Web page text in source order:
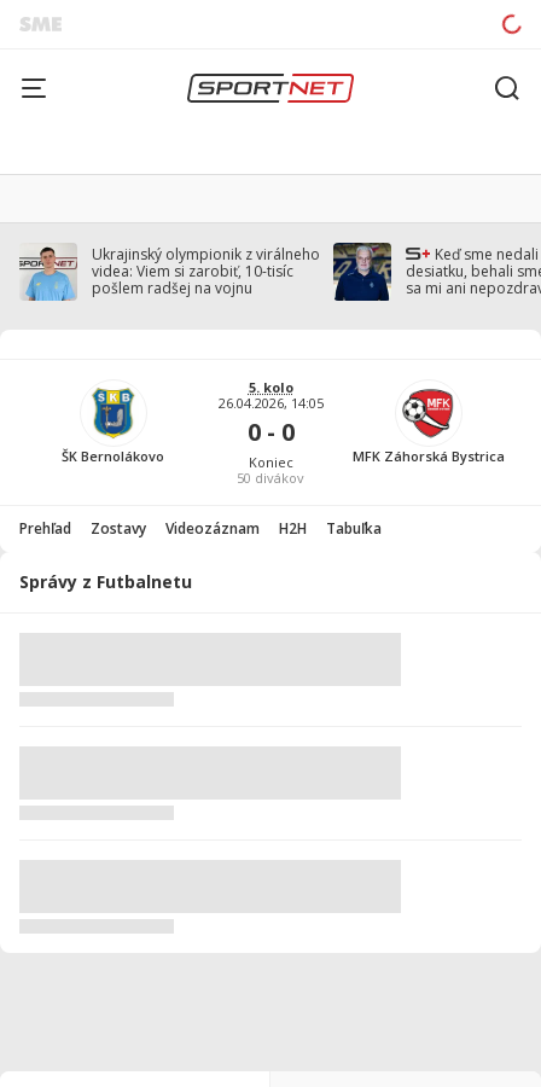
Ukrajinský olympionik z virálneho
videa: Viem si zarobiť, 10-tisíc
pošlem radšej na vojnu
Keď sme
desiatku, behali
sa mi ani
ŠK Bernolákovo
5. kolo
26.04.2026, 14:05
0 - 0
Koniec
50 divákov
MFK Záhorská Bystrica
Prehľad Zostavy Videozáznam H2H Tabuľka
Správy z Futbalnetu